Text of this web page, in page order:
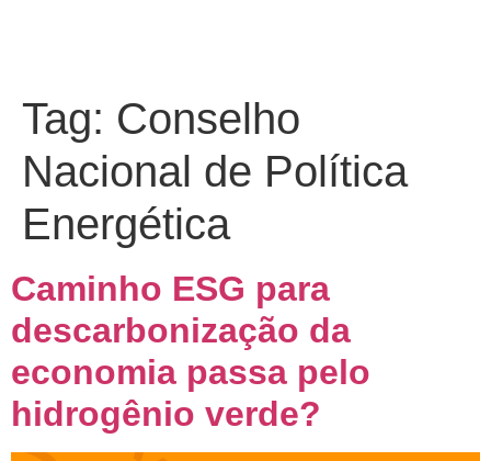
Tag: Conselho
Nacional de Política
Energética
Caminho ESG para
descarbonização da
economia passa pelo
hidrogênio verde?